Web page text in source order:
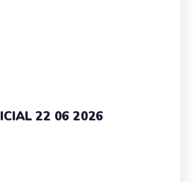
22 06 2026